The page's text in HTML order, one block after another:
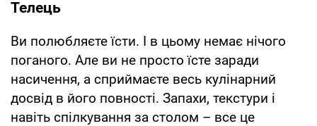
Телець
Ви полюбляєте їсти. І в цьому немає нічого
поганого. Але ви не просто їсте заради
насичення, а сприймаєте весь кулінарний
досвід в його повності. Запахи, текстури і
навіть спілкування за столом – все це